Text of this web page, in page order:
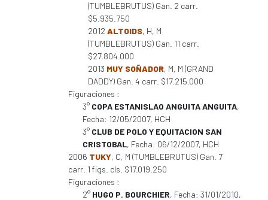
(TUMBLEBRUTUS) Gan. 2 carr.
$5.935.750
2012 ALTOIDS, H, M
(TUMBLEBRUTUS) Gan. 11 carr.
$27.804.000
2013 MUY SOÑADOR, M, M (GRAND
DADDY) Gan. 4 carr. $17.215.000
Figuraciones :
3° COPA ESTANISLAO ANGUITA ANGUITA,
Fecha: 12/05/2007, HCH
3° CLUB DE POLO Y EQUITACION SAN
CRISTOBAL, Fecha: 06/12/2007, HCH
2006 TUKY, C, M (TUMBLEBRUTUS) Gan. 7
carr. 1 figs. cls. $17.019.250
Figuraciones :
2° HUGO P. BOURCHIER, Fecha: 31/01/2010,